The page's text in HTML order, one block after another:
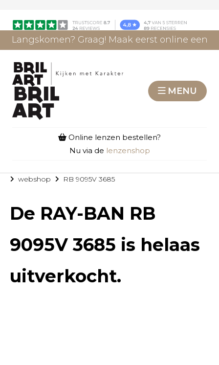
Langskomen? Graag! Maak eerst online een
MENU
Online lenzen bestellen?
Nu via de lenzenshop
webshop RB 9095V 3685
De RAY-BAN RB
9095V 3685 is helaas
uitverkocht.